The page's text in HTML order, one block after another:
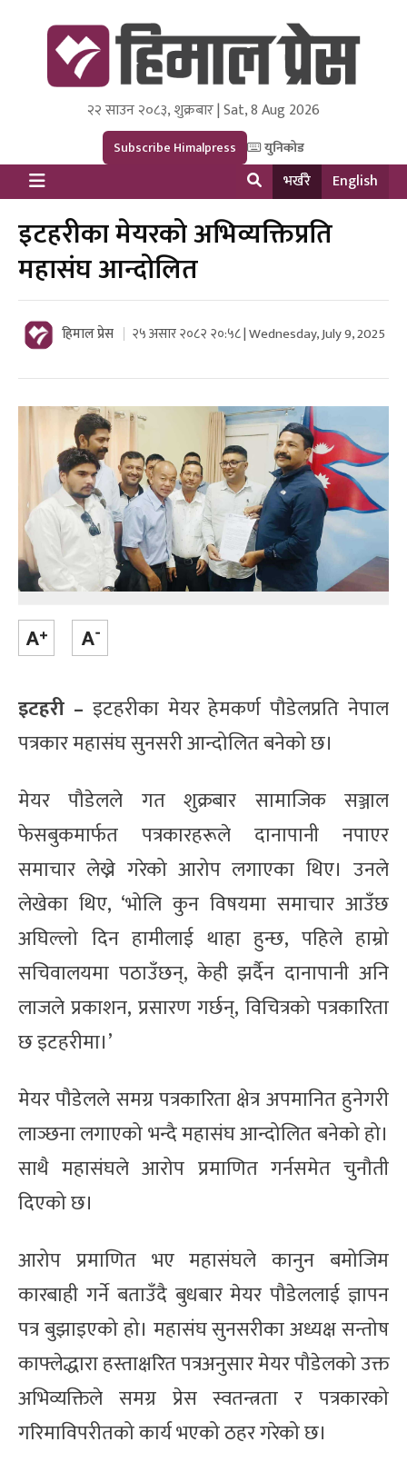
Himal Press
Dot NewsyNepal Media and Research Pvt Ltd.
२२ साउन २०८३, शुक्रबार | Sat, 8 Aug 2026
Subscribe Himalpress युनिकोड
भर्खरै English
इटहरीका मेयरको अभिव्यक्तिप्रति
महासंघ आन्दोलित
हिमाल प्रेस २५ असार २०८२ २०:५८ | Wednesday, July 9, 2025
इटहरी – इटहरीका मेयर हेमकर्ण पौडेलप्रति नेपाल
पत्रकार महासंघ सुनसरी आन्दोलित बनेको छ।
मेयर पौडेलले गत शुक्रबार सामाजिक सञ्जाल
फेसबुकमार्फत पत्रकारहरूले दानापानी नपाएर
समाचार लेख्ने गरेको आरोप लगाएका थिए। उनले
लेखेका थिए, ‘भोलि कुन विषयमा समाचार आउँछ
अघिल्लो दिन हामीलाई थाहा हुन्छ, पहिले हाम्रो
सचिवालयमा पठाउँछन्, केही झर्दैन दानापानी अनि
लाजले प्रकाशन, प्रसारण गर्छन्, विचित्रको पत्रकारिता
छ इटहरीमा।’
मेयर पौडेलले समग्र पत्रकारिता क्षेत्र अपमानित हुनेगरी
लाञ्छना लगाएको भन्दै महासंघ आन्दोलित बनेको हो।
साथै महासंघले आरोप प्रमाणित गर्नसमेत चुनौती
दिएको छ।
आरोप प्रमाणित भए महासंघले कानुन बमोजिम
कारबाही गर्ने बताउँदै बुधबार मेयर पौडेललाई ज्ञापन
पत्र बुझाइएको हो। महासंघ सुनसरीका अध्यक्ष सन्तोष
काफ्लेद्धारा हस्ताक्षरित पत्रअनुसार मेयर पौडेलको उक्त
अभिव्यक्तिले समग्र प्रेस स्वतन्त्रता र पत्रकारको
गरिमाविपरीतको कार्य भएको ठहर गरेको छ।